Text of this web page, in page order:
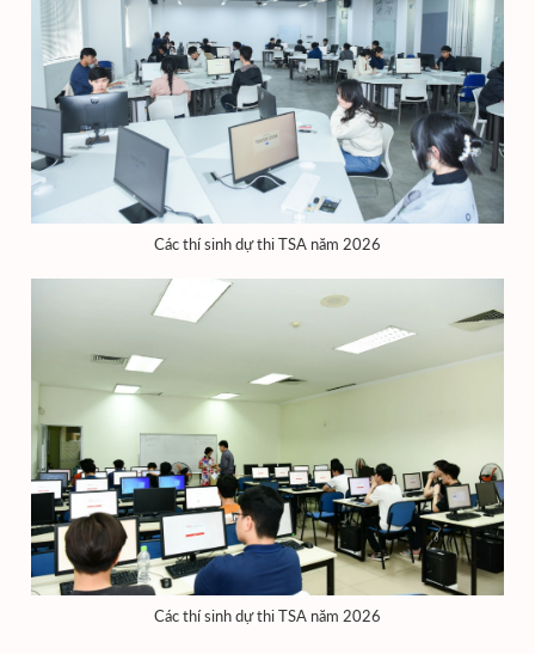
Các thí sinh dự thi TSA năm 2026
Các thí sinh dự thi TSA năm 2026